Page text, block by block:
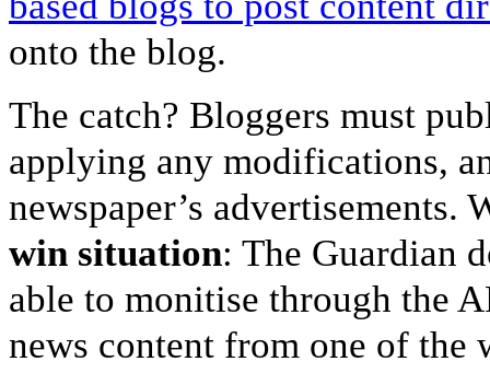
onto the blog.
The catch? Bloggers must
applying any modifications,
newspaper’s
win situation: The Guardian
able to monitise through the
news content from one of the